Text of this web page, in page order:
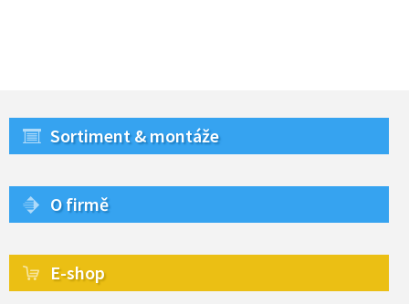
Sortiment & montáže
O firmě
E-shop